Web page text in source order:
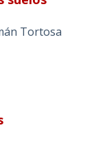
Tortosa